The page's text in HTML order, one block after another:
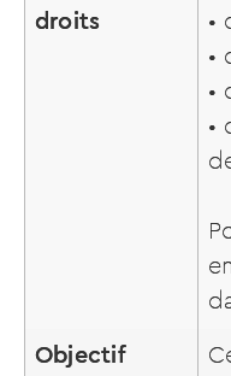
droits
•
•
•
•
Objectif